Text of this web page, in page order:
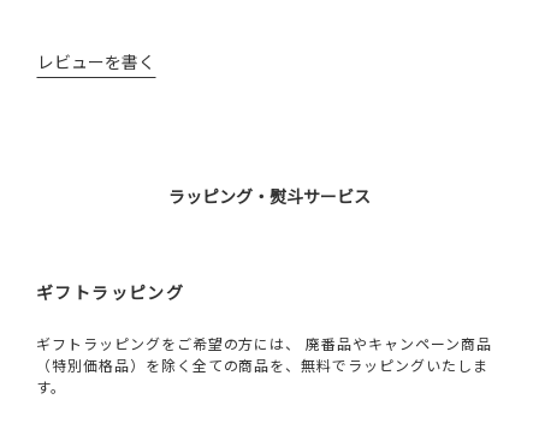
レビューを書く
ラッピング・熨斗サービス
ギフトラッピング
ギフトラッピングをご希望の方には、 廃番品やキャンペーン商品
（特別価格品）を除く全ての商品を、無料でラッピングいたしま
す。